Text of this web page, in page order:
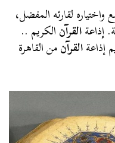
لقارئه المفضل،
إذاعةالقرآنالكريم ..
إذاعةالقرآنمن القاهرة